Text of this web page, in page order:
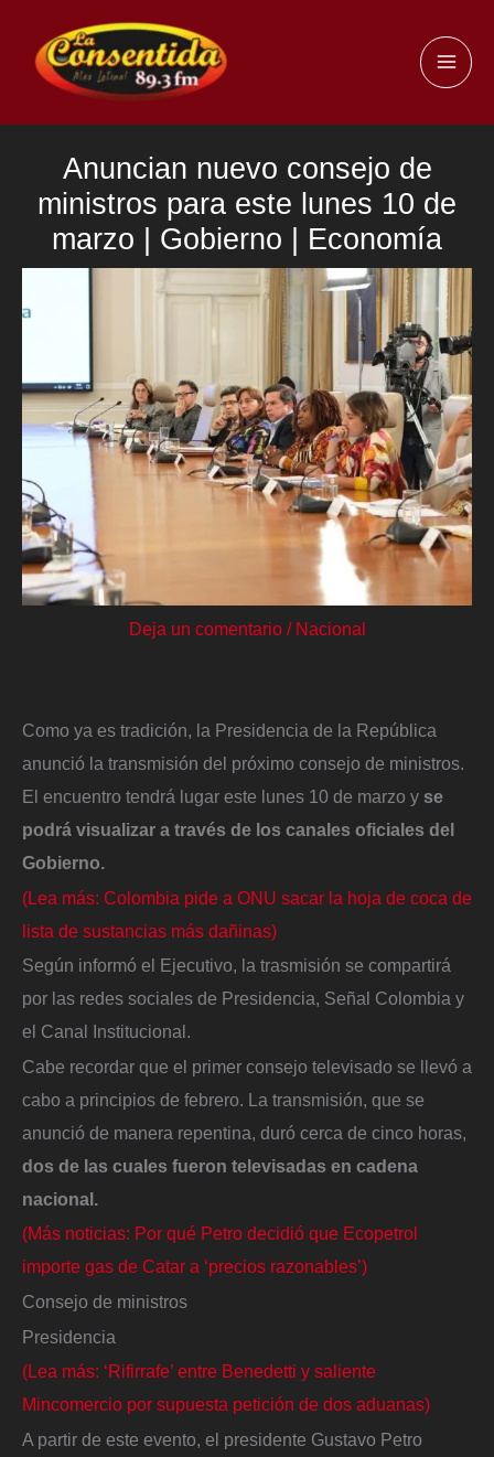
contenido
Anuncian nuevo consejo de
ministros para este lunes 10 de
marzo | Gobierno | Economía
Deja un comentario / Nacional
Como ya es tradición, la Presidencia de la República
anunció la transmisión del próximo consejo de ministros.
El encuentro tendrá lugar este lunes 10 de marzo y se
podrá visualizar a través de los canales oficiales del
Gobierno.
(Lea más: Colombia pide a ONU sacar la hoja de coca de
lista de sustancias más dañinas)
Según informó el Ejecutivo, la trasmisión se compartirá
por las redes sociales de Presidencia, Señal Colombia y
el Canal Institucional.
Cabe recordar que el primer consejo televisado se llevó a
cabo a principios de febrero. La transmisión, que se
anunció de manera repentina, duró cerca de cinco horas,
dos de las cuales fueron televisadas en cadena
nacional.
(Más noticias: Por qué Petro decidió que Ecopetrol
importe gas de Catar a ‘precios razonables’)
Consejo de ministros
Presidencia
(Lea más: ‘Rifirrafe’ entre Benedetti y saliente
Mincomercio por supuesta petición de dos aduanas)
A partir de este evento, el presidente Gustavo Petro